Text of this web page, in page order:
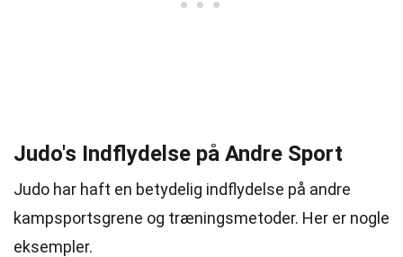
Judo's Indflydelse på Andre Sport
Judo har haft en betydelig indflydelse på andre
kampsportsgrene og træningsmetoder. Her er nogle
eksempler.